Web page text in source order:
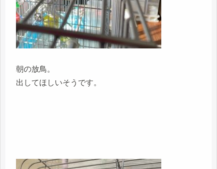
朝の放鳥。
出してほしいそうです。